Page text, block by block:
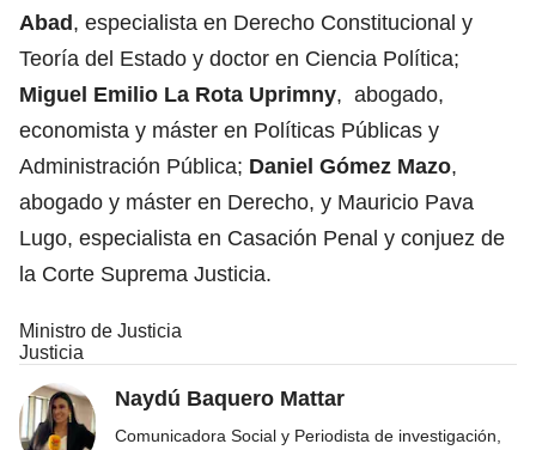
Abad, especialista en Derecho Constitucional y
Teoría del Estado y doctor en Ciencia Política;
Miguel Emilio La Rota Uprimny, abogado,
economista y máster en Políticas Públicas y
Administración Pública; Daniel Gómez Mazo,
abogado y máster en Derecho, y Mauricio Pava
Lugo, especialista en Casación Penal y conjuez de
la Corte Suprema Justicia.
Ministro de Justicia
Justicia
Naydú Baquero Mattar
Comunicadora Social y Periodista de investigación,